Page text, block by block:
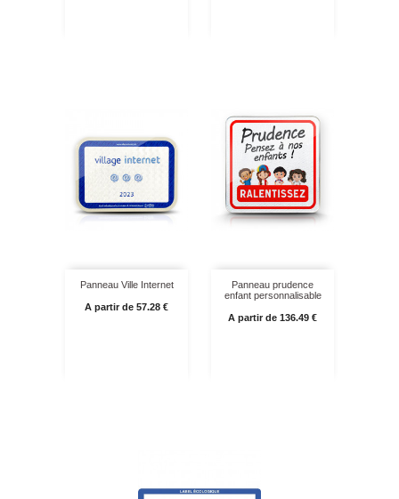
Panneau Ville Internet
Prix
A partir de 57.28 €
Panneau prudence
enfant personnalisable
Prix
A partir de 136.49 €